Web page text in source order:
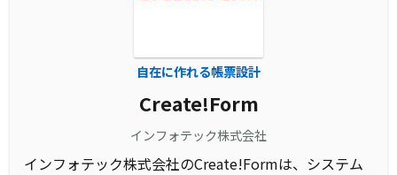
自在に作れる帳票設計
Create!Form
インフォテック株式会社
インフォテック株式会社のCreate!Formは、システム